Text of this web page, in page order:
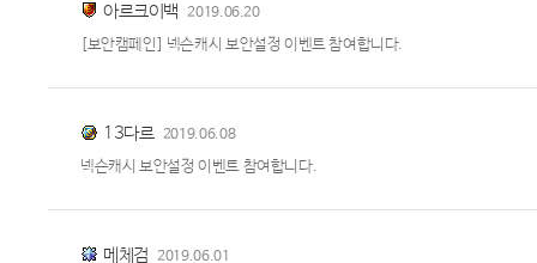
아르크이백 2019.06.20
[보안캠페인] 넥슨캐시 보안설정 이벤트 참여합니다.
13다르 2019.06.08
넥슨캐시 보안설정 이벤트 참여합니다.
메체검 2019.06.01